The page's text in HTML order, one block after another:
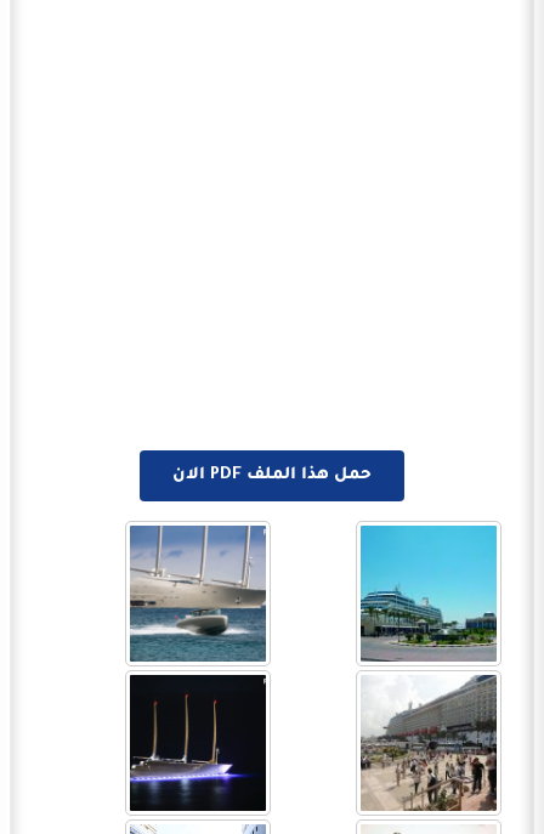
حمل هذا الملف PDF الان